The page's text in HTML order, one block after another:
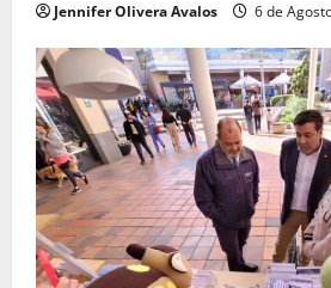
Jennifer Olivera Avalos 6 de